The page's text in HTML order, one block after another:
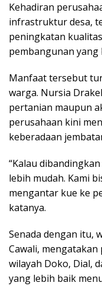
Kehadiran
infrastruktur desa,
peningkatan
pembangunan
Manfaat tersebut
warga. Nursia
pertanian maupun
perusahaan kini
keberadaan
“Kalau
lebih mudah. Kami
mengantar kue ke
katanya.
Senada dengan itu,
Cawali,
wilayah Doko, Dial,
yang lebih baik